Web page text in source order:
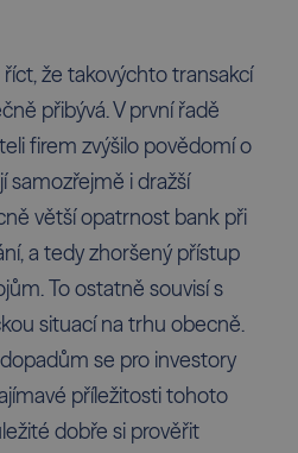
říct, že takovýchto transakcí
přibývá. V první řadě
firem zvýšilo povědomí o
samozřejmě i dražší
větší opatrnost bank při
a tedy zhoršený přístup
To ostatně souvisí s
situací na trhu obecně.
se pro investory
příležitosti tohoto
dobře si prověřit